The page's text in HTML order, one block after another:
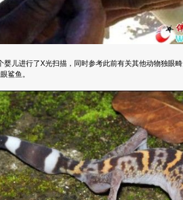
儿进行了X光扫描，同时参考此前有关其他动物独眼
鲨鱼。